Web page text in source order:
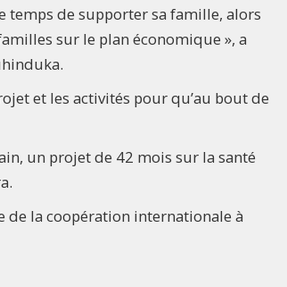
temps de supporter sa famille, alors
sur le plan économique », a
et les activités pour qu’au bout de
un projet de 42 mois sur la santé
de la coopération internationale à